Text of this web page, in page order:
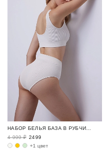
НАБОР БЕЛЬЯ БАЗА В РУБЧИК / RIBBED BASE
4 999 ₽ 2499
+1 цвет